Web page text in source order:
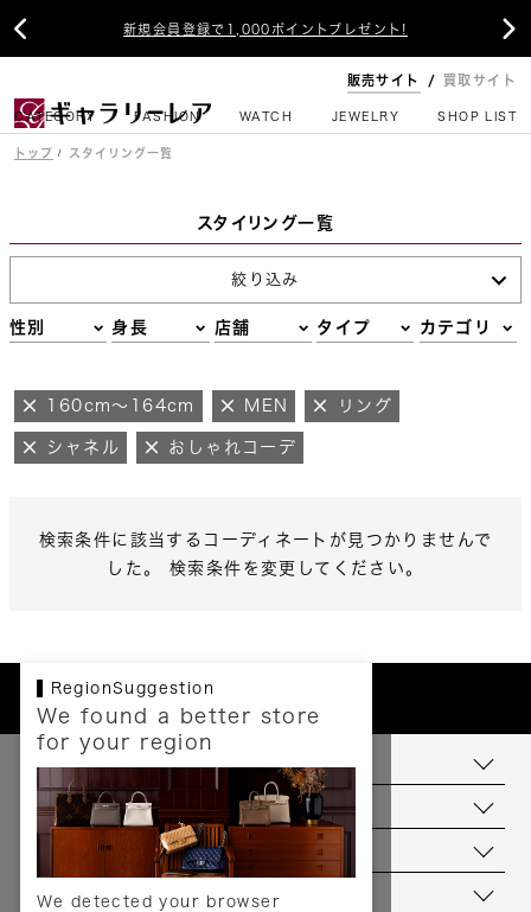
新規会員登録で1,000ポイントプレゼント!
 
販売サイト 買取サイト
CATEGORY FASHION WATCH JEWELRY SHOP LIST
トップ スタイリング一覧
スタイリング一覧
絞り込み
性別 身長 店舗 タイプ カテゴリ
160cm～164cm MEN リング
シャネル おしゃれコーデ
検索条件に該当するコーディネートが見つかりませんで
した。 検索条件を変更してください。
RegionSuggestion
We found a better store
for your region
We detected your browser
お支払いについて
配送について
送料について
返品について